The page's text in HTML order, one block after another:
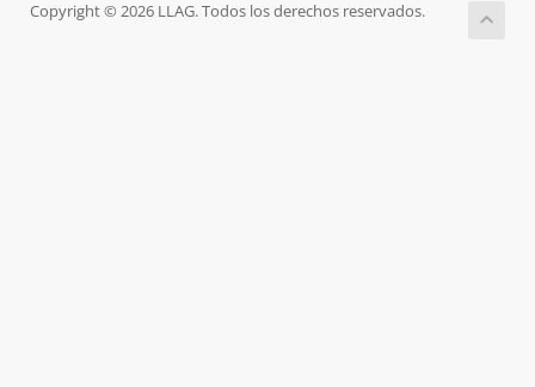
Copyright © 2026 LLAG. Todos los derechos reservados.